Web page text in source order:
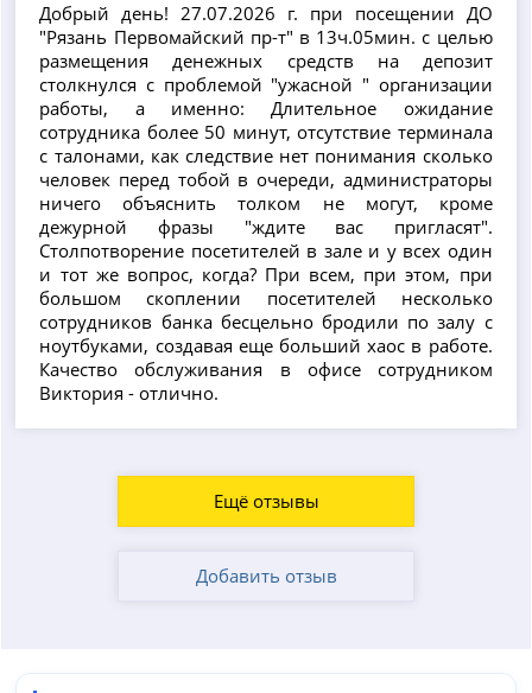
Добрый день! 27.07.2026 г. при посещении ДО
"Рязань Первомайский пр-т" в 13ч.05мин. с целью
размещения денежных средств на депозит
столкнулся с проблемой "ужасной " организации
работы, а именно: Длительное ожидание
сотрудника более 50 минут, отсутствие терминала
с талонами, как следствие нет понимания сколько
человек перед тобой в очереди, администраторы
ничего объяснить толком не могут, кроме
дежурной фразы "ждите вас пригласят".
Столпотворение посетителей в зале и у всех один
и тот же вопрос, когда? При всем, при этом, при
большом скоплении посетителей несколько
сотрудников банка бесцельно бродили по залу с
ноутбуками, создавая еще больший хаос в работе.
Качество обслуживания в офисе сотрудником
Виктория - отлично.
Ещё отзывы
Добавить отзыв